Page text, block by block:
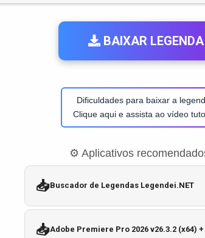
BAIXAR LEGENDA
Dificuldades para baixar a
Clique aqui e assista ao vídeo
⚙️ Aplicativos
📥Buscador de Legendas Legendei.NET
📥Adobe Premiere Pro 2026 v26.3.2 (x64)